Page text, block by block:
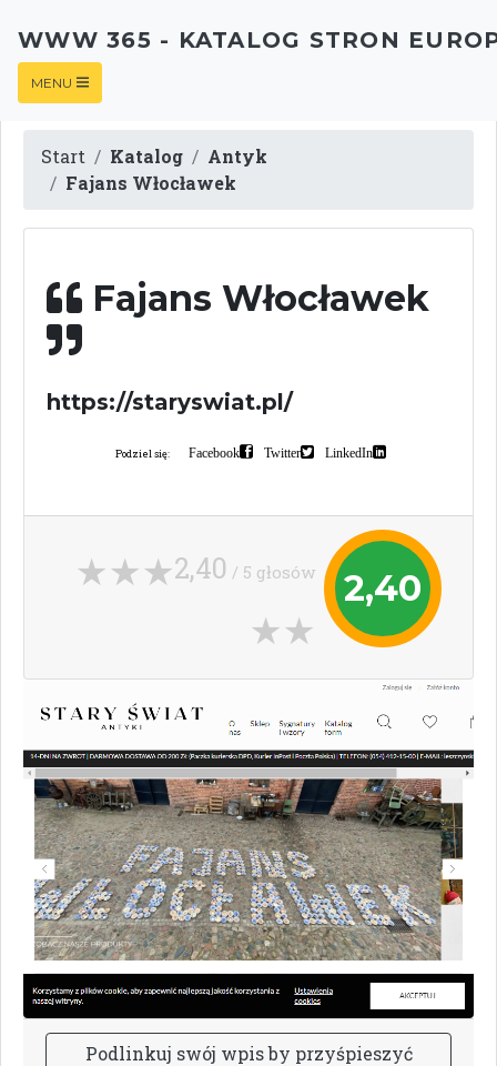
WWW 365 - KATALOG STRON
MENU
Start Katalog
Antyk
Fajans Włocławek
Fajans Włocławek
https://staryswiat.pl/
Podziel się: Facebook Twitter LinkedIn
2,40
2,40 / 5 głosów
Podlinkuj swój wpisby przyśpieszyć